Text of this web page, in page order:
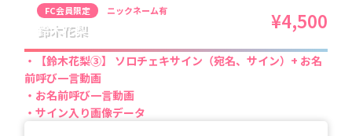
FC会員限定 ニックネーム有
鈴木花梨 ¥4,500
【鈴木花梨③】 ソロチェキサイン（宛名、サイン）+ お名
前呼び一言動画
お名前呼び一言動画
サイン入り画像データ